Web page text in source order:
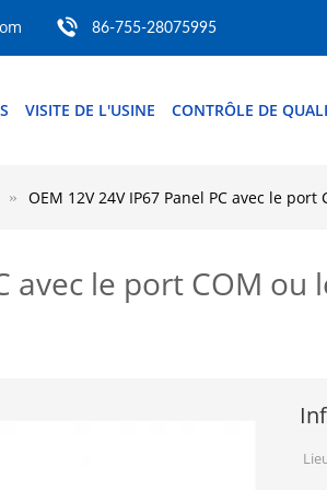
86-755-28075995
VISITE DE L'USINE CONTRÔLE DE
OEM 12V 24V IP67 Panel PC avec le
avec le port COM